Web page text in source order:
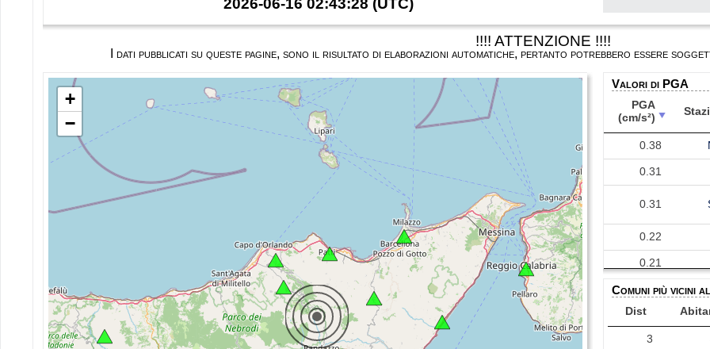
!!!! ATTENZIONE !!!!
I dati pubblicati su queste pagine, sono il risultato di elaborazioni automatiche, pertanto potrebbero essere
+
−
Valori di PGA
PGA
(cm/s²)
PGA
(cm/s²)
0.38
0.31
0.31
0.22
0.21
0.19
0.14
0.12
Comuni più vicini
Dist
3